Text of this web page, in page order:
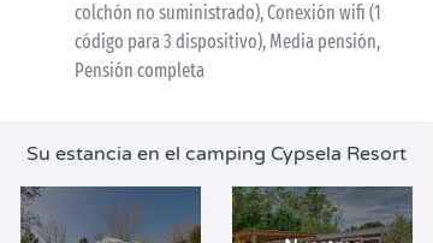
colchón no suministrado), Conexión wifi (1
código para 3 dispositivo), Media pensión,
Pensión completa
Su estancia en el camping Cypsela Resort